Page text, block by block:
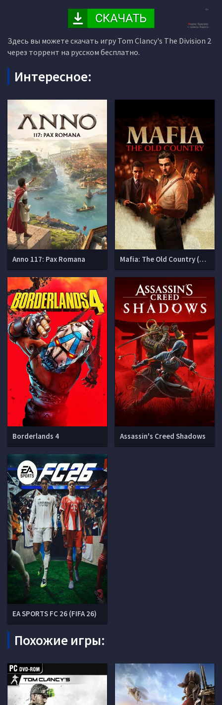
Здесь вы можете скачать игру Tom Clancy's The Division 2
через торрент на русском бесплатно.
Интересное:
Anno 117: Pax Romana Mafia: The Old Country (Мафия 4)
Borderlands 4 Assassin's Creed Shadows
EA SPORTS FC 26 (FIFA 26)
Похожие игры: